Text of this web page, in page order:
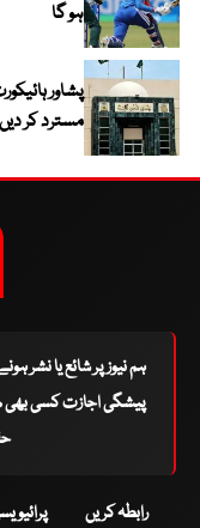
ہو گا
پشاور
مسترد کر دیں
ہم نیوز پر شائع یا نشر
پیشگی اجازت کسی بھی
رابطہ کریں